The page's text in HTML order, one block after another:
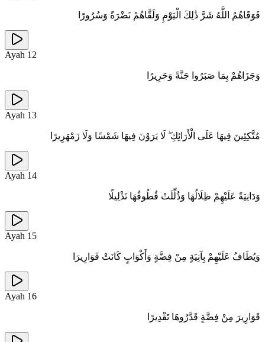
فَوَقَاهُمُ اللَّهُ شَرَّ ذَٰلِكَ الْيَوْمِ وَلَقَّاهُمْ نَضْرَةً وَسُرُورًا
Ayah 12
وَجَزَاهُمْ بِمَا صَبَرُوا جَنَّةً وَحَرِيرًا
Ayah 13
مُتَّكِئِينَ فِيهَا عَلَى الْأَرَائِكِ ۖ لَا يَرَوْنَ فِيهَا شَمْسًا وَلَا زَمْهَرِيرًا
Ayah 14
وَدَانِيَةً عَلَيْهِمْ ظِلَالُهَا وَذُلِّلَتْ قُطُوفُهَا تَذْلِيلًا
Ayah 15
وَيُطَافُ عَلَيْهِمْ بِآنِيَةٍ مِنْ فِضَّةٍ وَأَكْوَابٍ كَانَتْ قَوَارِيرَا
Ayah 16
قَوَارِيرَ مِنْ فِضَّةٍ قَدَّرُوهَا تَقْدِيرًا